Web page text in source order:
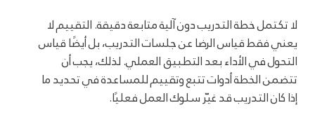
لا تكتمل خطة التدريب دون آلية متابعة دقيقة. التقييم لا
يعني فقط قياس الرضا عن جلسات التدريب، بل أيضًا قياس
التحول في الأداء بعد التطبيق العملي. لذلك، يجب أن
تتضمن الخطة أدوات تتبع وتقييم للمساعدة في تحديد ما
إذا كان التدريب قد غيّر سلوك العمل فعليًا.